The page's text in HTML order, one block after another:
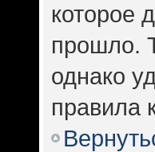
которое
прошло.
однако
правила